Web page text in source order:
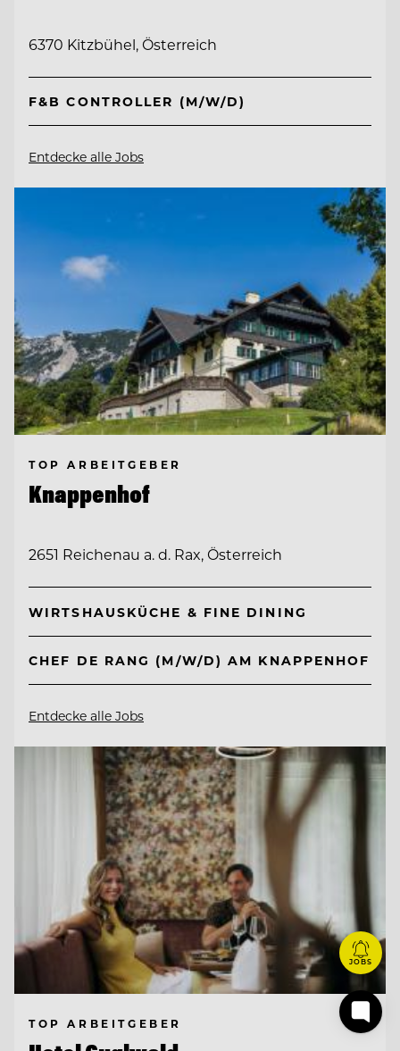
6370 Kitzbühel, Österreich
F&B CONTROLLER (M/W/D)
Entdecke alle Jobs
TOP ARBEITGEBER
Knappenhof
2651 Reichenau a. d. Rax, Österreich
WIRTSHAUSKÜCHE & FINE DINING
CHEF DE RANG (M/W/D) AM KNAPPENHOF
Entdecke alle Jobs
TOP ARBEITGEBER
JOBS